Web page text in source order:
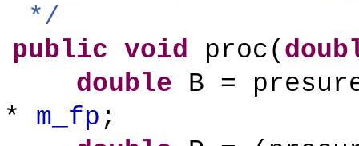
*/
public void proc(
double B =
* m_fp ;